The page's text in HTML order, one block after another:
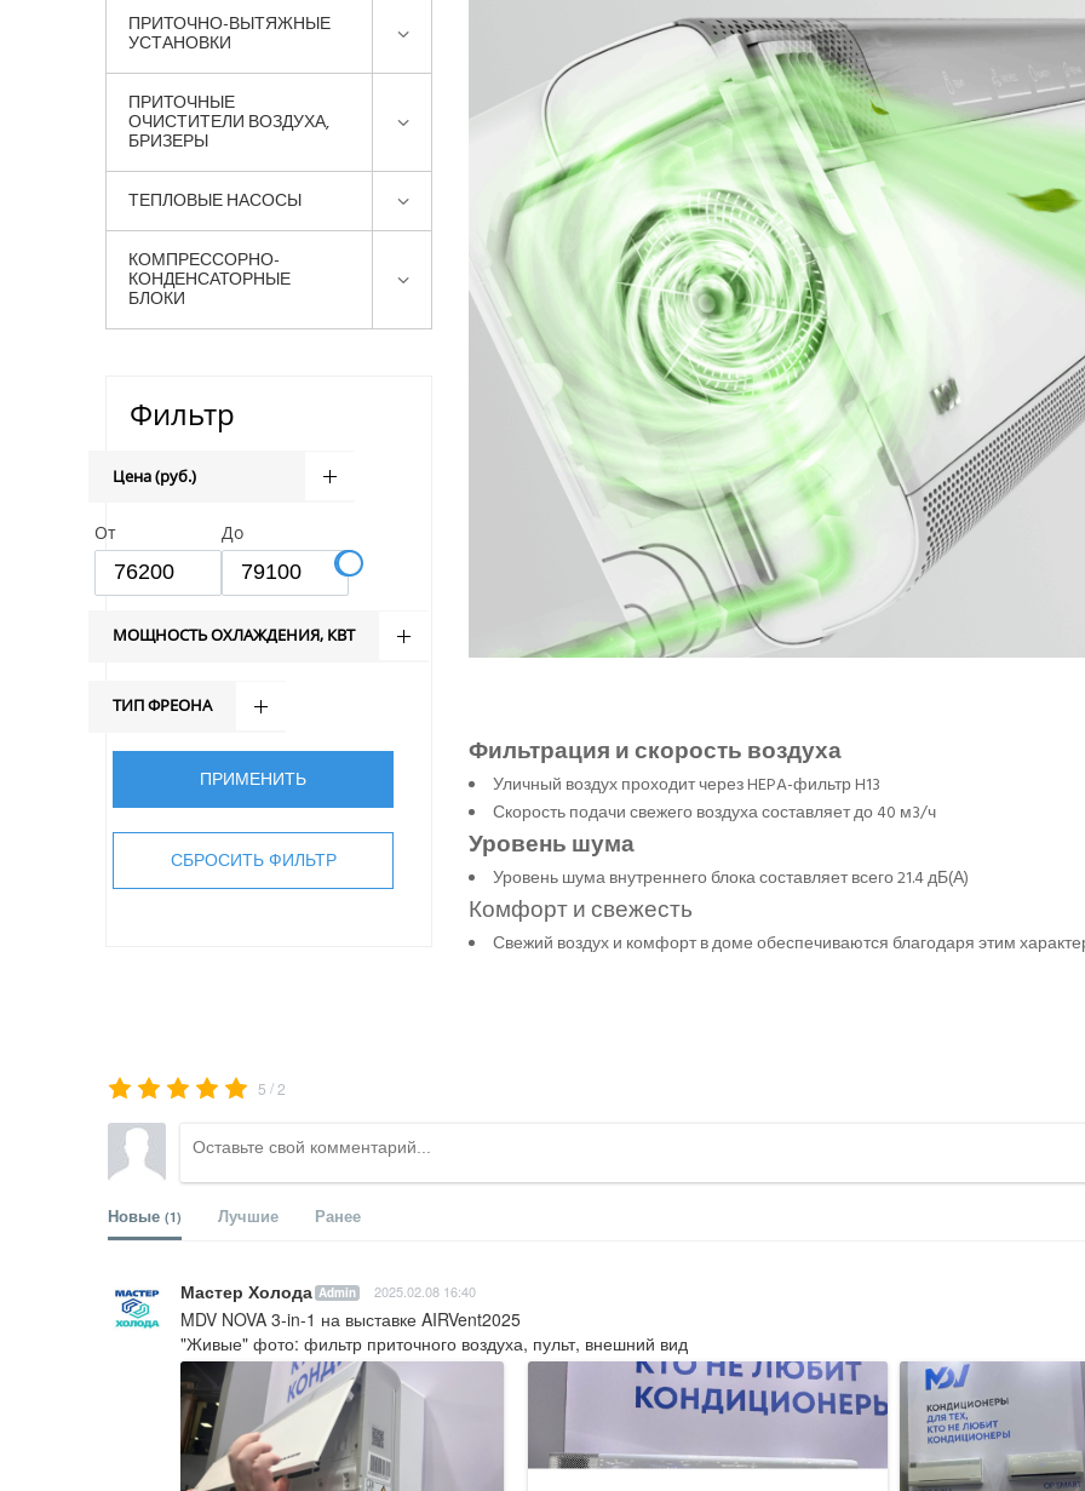
ПРИТОЧНО-ВЫТЯЖНЫЕ
УСТАНОВКИ
ПРИТОЧНЫЕ
ОЧИСТИТЕЛИ ВОЗДУХА,
БРИЗЕРЫ
ТЕПЛОВЫЕ НАСОСЫ
КОМПРЕССОРНО-
КОНДЕНСАТОРНЫЕ
БЛОКИ
Фильтр
Цена (руб.)
От До
МОЩНОСТЬ ОХЛАЖДЕНИЯ, КВТ
ТИП ФРЕОНА
Фильтрация и скорость воздуха
Уличный воздух проходит через HEPA-фильтр H13
Скорость подачи свежего воздуха составляет до 40 м3/ч
Уровень шума
Уровень шума внутреннего блока составляет всего 21.4 дБ(А)
Комфорт и свежесть
Свежий воздух и комфорт в доме обеспечиваются благодаря этим
5 /2
Новые (1) Лучшие Ранее
Мастер Холода Admin 2025.02.08 16:40
MDV NOVA 3-in-1 на выставке AIRVent2025
"Живые" фото: фильтр приточного воздуха, пульт, внешний вид